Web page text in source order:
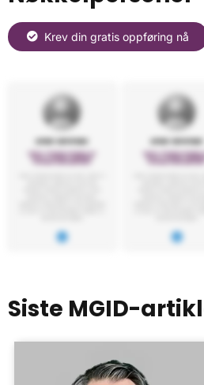
Krev din gratis oppføring nå
Siste MGID-